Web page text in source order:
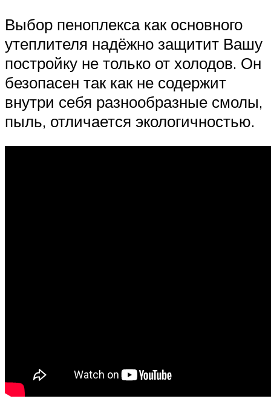
Выбор пеноплекса как основного
утеплителя надёжно защитит Вашу
постройку не только от холодов. Он
безопасен так как не содержит
внутри себя разнообразные смолы,
пыль, отличается экологичностью.